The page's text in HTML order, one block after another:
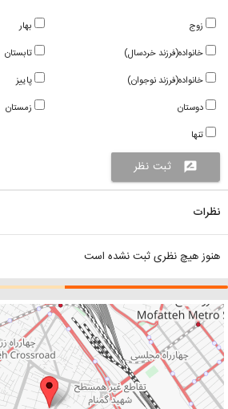
بهار
تابستان
پاییز
زمستان
زوج
خانواده(فرزند خردسال)
خانواده(فرزند نوجوان)
دوستان
تنها
rate_review ثبت نظر
نظرات
هنوز هیچ نظری ثبت نشده است